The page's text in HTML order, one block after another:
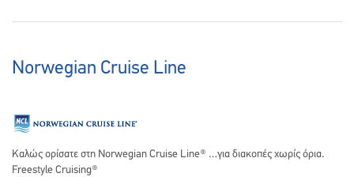
Norwegian Cruise Line
Καλώς ορίσατε στη Norwegian Cruise Line® …για διακοπές χωρίς όρια.
Freestyle Cruising®